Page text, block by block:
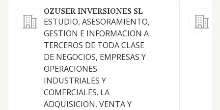
OZUSER INVERSIONES SL
ESTUDIO, ASESORAMIENTO,
GESTION E INFORMACION A
TERCEROS DE TODA CLASE
DE NEGOCIOS, EMPRESAS Y
OPERACIONES
INDUSTRIALES Y
COMERCIALES. LA
ADQUISICION, VENTA Y